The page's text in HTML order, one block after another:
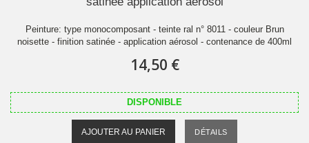
Peinture: type monocomposant - teinte ral n° 8011 - couleur Brun
noisette - finition satinée - application aérosol - contenance de 400ml
14,50 €
DISPONIBLE
AJOUTER AU PANIER DÉTAILS